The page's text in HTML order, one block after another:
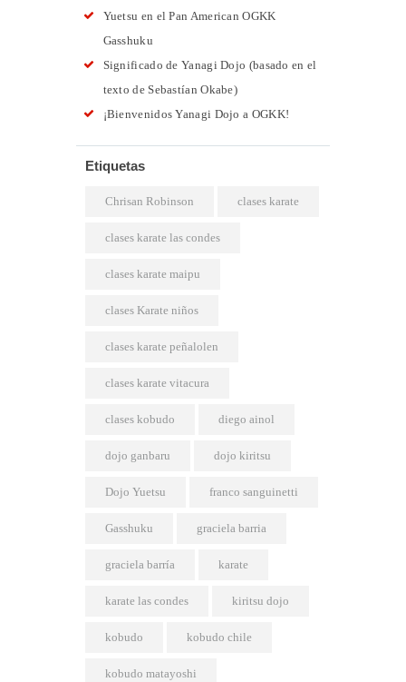
Yuetsu en el Pan American OGKK
Gasshuku
Significado de Yanagi Dojo (basado en el
texto de Sebastían Okabe)
¡Bienvenidos Yanagi Dojo a OGKK!
Etiquetas
Chrisan Robinson clases karate
clases karate las condes
clases karate maipu
clases Karate niños
clases karate peñalolen
clases karate vitacura
clases kobudo diego ainol
dojo ganbaru dojo kiritsu
Dojo Yuetsu franco sanguinetti
Gasshuku graciela barria
graciela barría karate
karate las condes kiritsu dojo
kobudo kobudo chile
kobudo matayoshi